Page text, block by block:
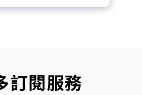
子報：國際、金融、科
訂閱服務